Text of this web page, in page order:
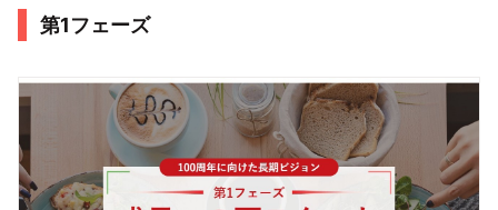
第1フェーズ